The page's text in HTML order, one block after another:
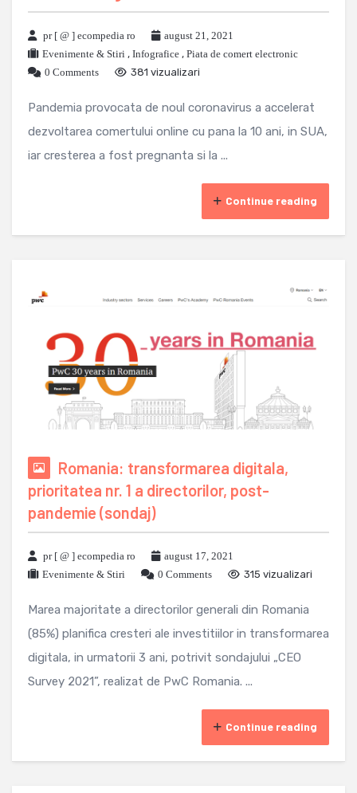
pr [ @ ] ecompedia ro
august 21, 2021
Evenimente & Stiri , Infografice , Piata de comert electronic
0 Comments
381 vizualizari
Pandemia provocata de noul coronavirus a accelerat
dezvoltarea comertului online cu pana la 10 ani, in SUA,
iar cresterea a fost pregnanta si la ...
Continue reading
Romania: transformarea digitala,
prioritatea nr. 1 a directorilor, post-
pandemie (sondaj)
pr [ @ ] ecompedia ro
august 17, 2021
Evenimente & Stiri
0 Comments 315 vizualizari
Marea majoritate a directorilor generali din Romania
(85%) planifica cresteri ale investitiilor in transformarea
digitala, in urmatorii 3 ani, potrivit sondajului „CEO
Survey 2021”, realizat de PwC Romania. ...
Continue reading